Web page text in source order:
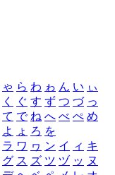
ゃ ら わ ゎ ん い ぃ
く ぐ す ず つ づ っ
て で ね へ べ ぺ め
よ ょ ろ を
ラ ワ ヮ ン イ ィ キ
グ ス ズ ツ ヅ ッ ヌ